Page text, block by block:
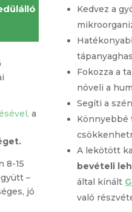
a
8-15
–
jó
Kedvez a
Fokozza a
növeli a
Segíti a
Könnyebbé
A lekötött
bevételi
által kínált
való